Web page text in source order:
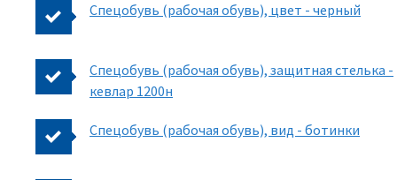
Спецобувь (рабочая обувь), цвет - черный
Спецобувь (рабочая обувь), защитная стелька -
кевлар 1200н
Спецобувь (рабочая обувь), вид - ботинки